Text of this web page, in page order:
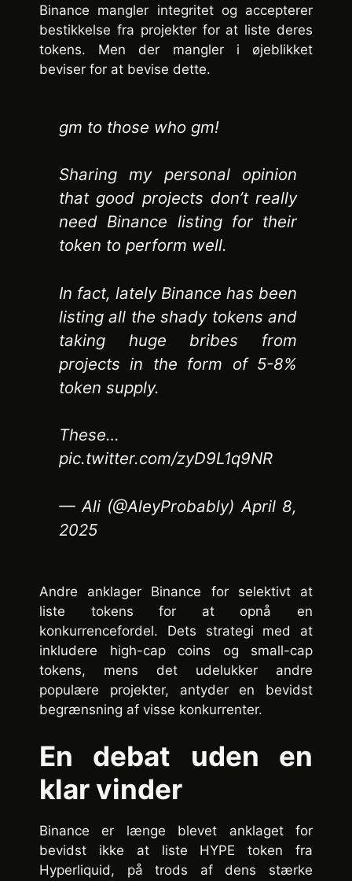
Binance mangler integritet og accepterer
bestikkelse fra projekter for at liste deres
tokens. Men der mangler i øjeblikket
beviser for at bevise dette.
gm to those who gm!
Sharing my personal opinion
that good projects don’t really
need Binance listing for their
token to perform well.
In fact, lately Binance has been
listing all the shady tokens and
taking huge bribes from
projects in the form of 5-8%
token supply.
These…
pic.twitter.com/zyD9L1q9NR
— Ali (@AleyProbably) April 8,
2025
Andre anklager Binance for selektivt at
liste tokens for at opnå en
konkurrencefordel. Dets strategi med at
inkludere high-cap coins og small-cap
tokens, mens det udelukker andre
populære projekter, antyder en bevidst
begrænsning af visse konkurrenter.
En debat uden en
klar vinder
Binance er længe blevet anklaget for
bevidst ikke at liste HYPE token fra
Hyperliquid, på trods af dens stærke